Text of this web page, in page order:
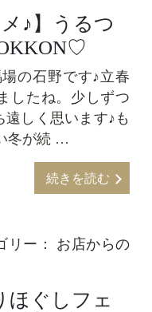
♪】うるつ
の石野です♪立春
したね。少しずつ
しく思います♪も
冬が続 …
続きを読む
リー： お店からの
ほぐしフェ